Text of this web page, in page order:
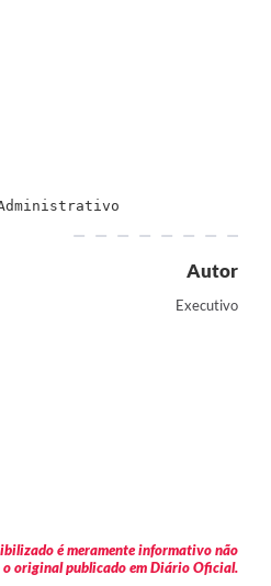
Autor
Executivo
é meramente informativo não
original publicado em Diário Oficial.